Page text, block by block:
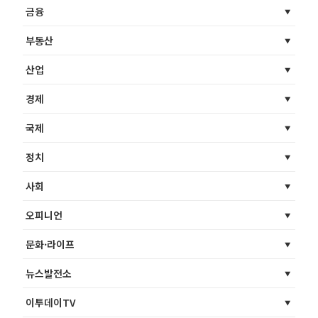
금융
부동산
산업
경제
국제
정치
사회
오피니언
문화·라이프
뉴스발전소
이투데이TV